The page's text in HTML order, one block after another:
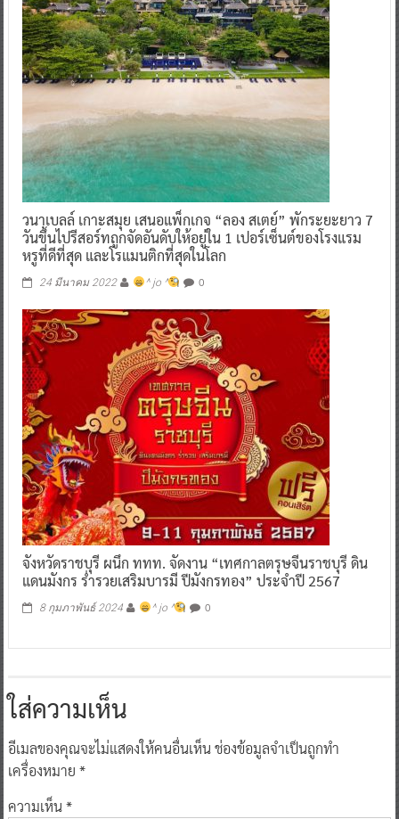
วนาเบลล์ เกาะสมุย เสนอแพ็กเกจ “ลอง สเตย์” พักระยะยาว 7
วันขึ้นไปรีสอร์ทถูกจัดอันดับให้อยู่ใน 1 เปอร์เซ็นต์ของโรงแรม
หรูที่ดีที่สุด และโรแมนติกที่สุดในโลก
24 มีนาคม 2022 ^ jo ^ 0
จังหวัดราชบุรี ผนึก ททท. จัดงาน “เทศกาลตรุษจีนราชบุรี ดิน
แดนมังกร ร่ำรวยเสริมบารมี ปีมังกรทอง” ประจำปี 2567
8 กุมภาพันธ์ 2024 ^ jo ^ 0
ใส่ความเห็น
อีเมลของคุณจะไม่แสดงให้คนอื่นเห็นช่องข้อมูลจำเป็นถูกทำ
เครื่องหมาย *
ความเห็น*